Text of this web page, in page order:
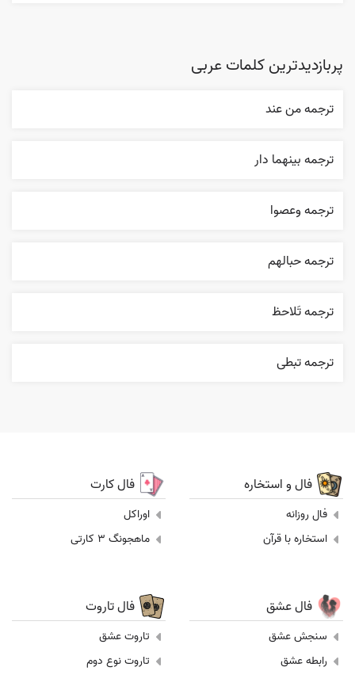
پربازدیدترین کلمات عربی
ترجمه من عند
ترجمه بينهما دار
ترجمه وعصوا
ترجمه حبالهم
ترجمه تَلاحظ
ترجمه تبطی
فال و استخاره
فال روزانه
استخاره با قرآن
فال کارت
اوراکل
ماهجونگ 3 کارتی
فال عشق
سنجش عشق
رابطه عشق
فال تاروت
تاروت عشق
تاروت نوع دوم